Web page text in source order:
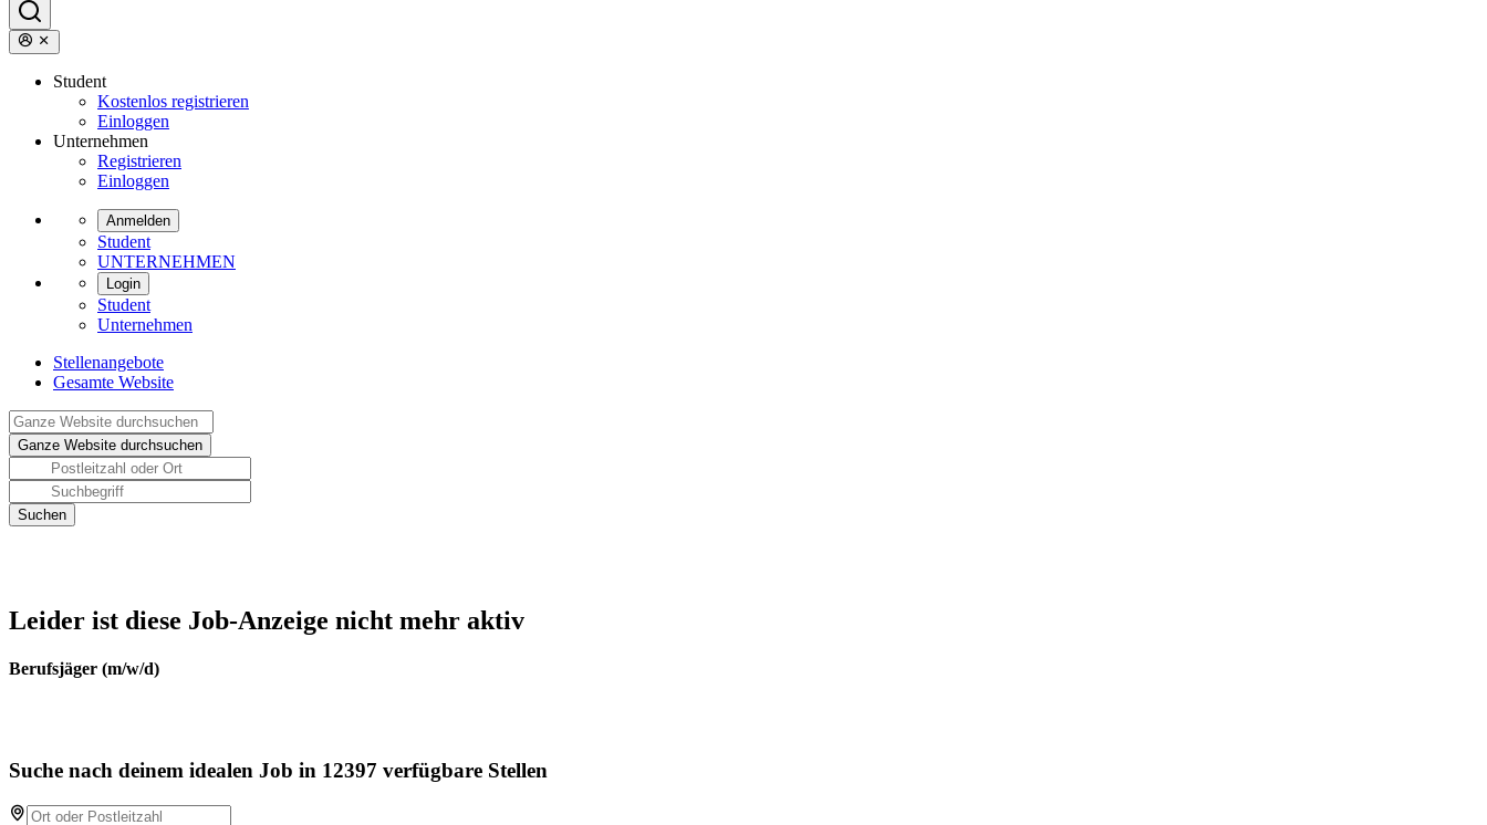
Student
Kostenlos registrieren
Einloggen
Unternehmen
Registrieren
Einloggen
Anmelden
Student
UNTERNEHMEN
Login
Student
Unternehmen
Stellenangebote
Gesamte Website
Leider ist diese Job-Anzeige nicht mehr aktiv
Berufsjäger (m/w/d)
Suche nach deinem idealen Job in 12397 verfügbare Stellen